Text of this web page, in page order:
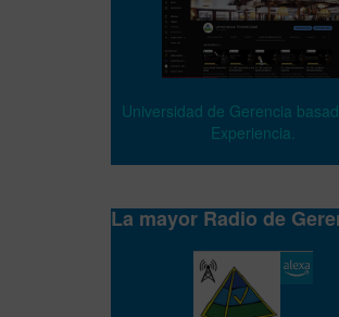
Universidad de Gerencia
Experiencia.
La mayor Radio de